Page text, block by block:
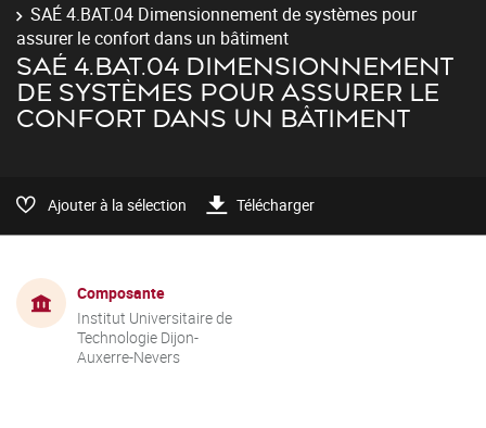
SAÉ 4.BAT.04 Dimensionnement de systèmes pour
assurer le confort dans un bâtiment
SAÉ 4.BAT.04 DIMENSIONNEMENT
DE SYSTÈMES POUR ASSURER LE
CONFORT DANS UN BÂTIMENT
Ajouter à la sélection Télécharger
Composante
Institut Universitaire de
Technologie Dijon-
Auxerre-Nevers